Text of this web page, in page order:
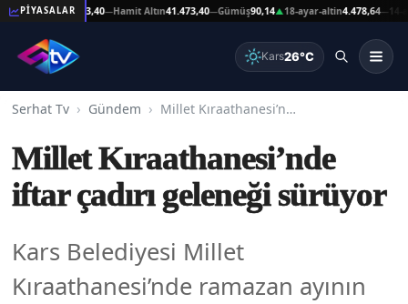
PİYASALAR
Altın41.473,40 —Hamit Altın41.473,40—Gümüş90,14▲18-ayar-altin4.478,64—14-
Kars26°C
Serhat Tv Gündem Millet Kıraathanesi’nde iftar çadırı geleneği sürüyor
Millet Kıraathanesi’nde
iftar çadırı geleneği sürüyor
Kars Belediyesi Millet
Kıraathanesi’nde ramazan ayının